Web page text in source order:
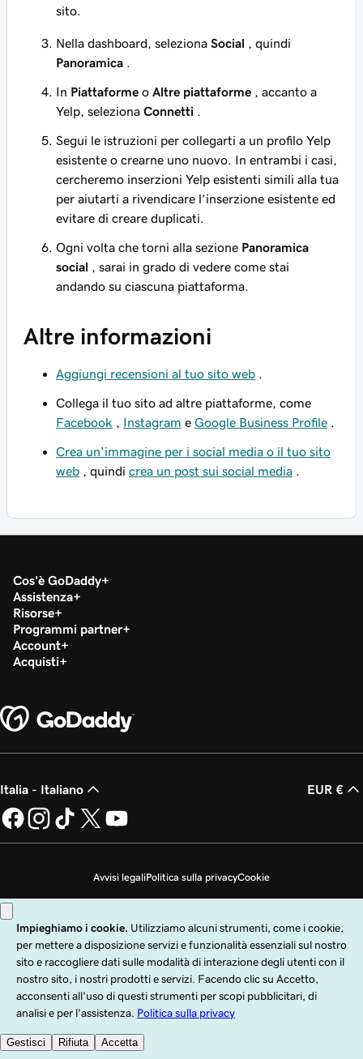
sito.
Nella dashboard, seleziona Social , quindi
Panoramica
In Piattaforme o Altre piattaforme , accanto a
Yelp, seleziona Connetti
Segui le istruzioni per collegarti a un profilo Yelp
esistente o crearne uno nuovo. In entrambi i casi,
cercheremo inserzioni Yelp esistenti simili alla tua
per aiutarti a rivendicare l’inserzione esistente ed
evitare di creare duplicati.
Ogni volta che torni alla sezione Panoramica
social , sarai in grado di vedere come stai
andando su ciascuna piattaforma.
Altre informazioni
Aggiungi recensioni al tuo sito web
Collega il tuo sito ad altre piattaforme, come
Facebook
Instagram e Google Business Profile
Crea un'immagine per i social media o il tuo sito
web , quindi crea un post sui social media
Cos'è GoDaddy
Assistenza
Risorse
Programmi partner
Account
Acquisti
Italia - Italiano EUR €
Avvisi legaliPolitica sulla privacyCookie
Copyright © 1999 - 2026 GoDaddy Operating Company, LLC. Tutti i diritti
riservati. Il nome GoDaddy è un marchio di fabbrica registrato di GoDaddy
Operating Company, LLC negli Stati Uniti e in altri paesi. Il logo "GO" è un
marchio di fabbrica registrato di GoDaddy.com, LLC negli Stati Uniti.
L'utilizzo di questo sito è soggetto ai Termini di utilizzo Express. Con l'utilizzo
di questo sito l'utente accetta come vincolanti tali